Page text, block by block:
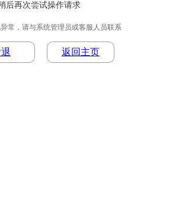
后再次尝试操作请求
常，请与系统管理员或客服人员联系
返回主页